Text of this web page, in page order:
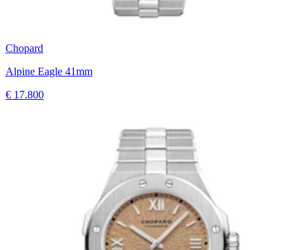
Chopard
Alpine Eagle 41mm
€ 17.800